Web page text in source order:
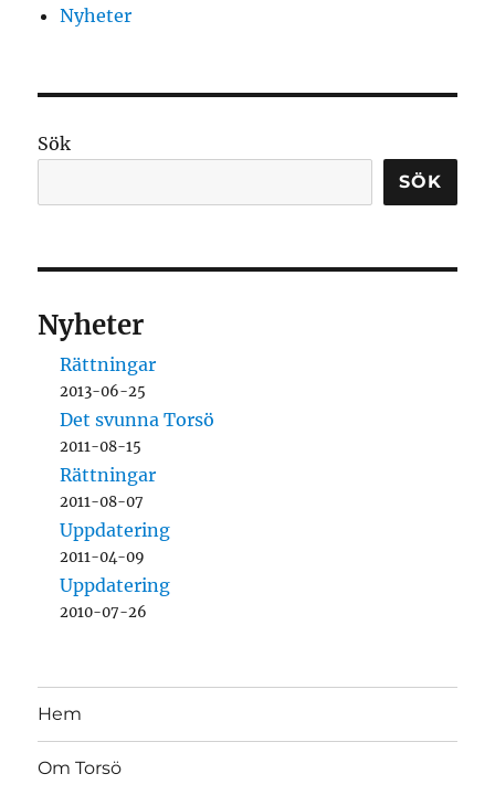
Nyheter
Sök
SÖK
Nyheter
Rättningar
2013-06-25
Det svunna Torsö
2011-08-15
Rättningar
2011-08-07
Uppdatering
2011-04-09
Uppdatering
2010-07-26
Hem
Om Torsö